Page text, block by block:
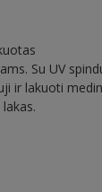
Su UV
ir lakuoti